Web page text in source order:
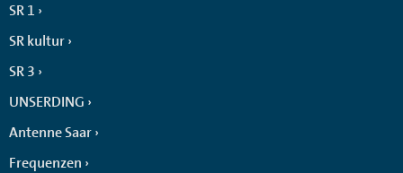
SR 1
SR kultur
SR 3
UNSERDING
Antenne Saar
Frequenzen